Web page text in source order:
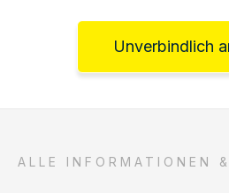
Unverbindlich
ALLE INFORMATIONEN